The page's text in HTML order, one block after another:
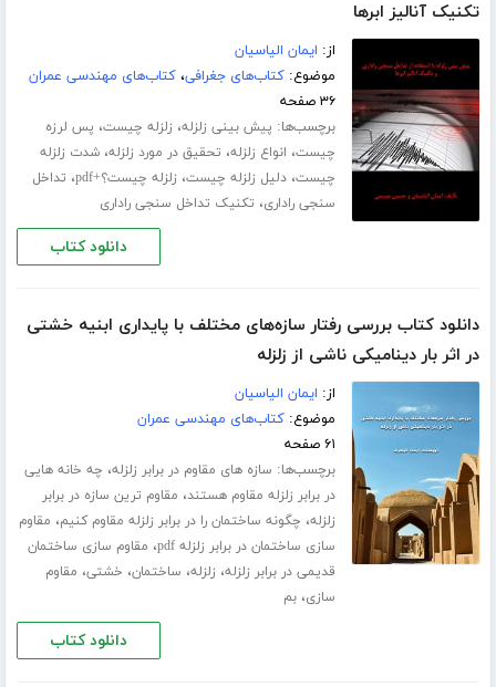
تکنیک آنالیز ابرها
از: ایمان الیاسیان
موضوع:کتاب‌های جغرافی،کتاب‌های مهندسی عمران
۳۶ صفحه
برچسب‌ها: پیش بینی زلزله، زلزله چیست، پس لرزه
چیست، انواع زلزله، تحقیق در مورد زلزله،شدت زلزله
چیست،دلیل زلزله چیست، زلزله چیست؟+pdf ، تداخل
سنجی راداری، تکنیک تداخل سنجی راداری
دانلود کتاب
دانلود کتاب بررسی رفتار سازه‌های مختلف با پایداری ابنیه خشتی
در اثر بار دینامیکی ناشی از زلزله
از: ایمان الیاسیان
موضوع:کتاب‌های مهندسی عمران
۶۱ صفحه
برچسب‌ها: سازه های مقاوم در برابر زلزله، چه خانه هایی
در برابر زلزله مقاوم هستند، مقاوم ترین سازه در برابر
زلزله، چگونه ساختمان را در برابر زلزله مقاوم کنیم، مقاوم
سازی ساختمان در برابر زلزله pdf
، مقاوم سازی ساختمان
قدیمی در برابر زلزله، زلزله، ساختمان، خشتی، مقاوم
سازی،بم
دانلود کتاب